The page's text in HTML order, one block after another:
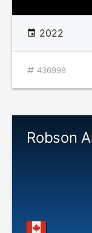
2022
436998
Robson